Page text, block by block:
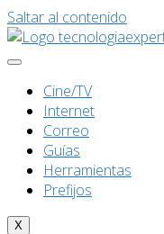
Saltar al contenido
Cine/TV
Internet
Correo
Guías
Herramientas
Prefijos
X